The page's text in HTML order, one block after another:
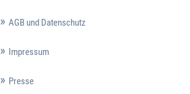
AGB und Datenschutz
Impressum
Presse